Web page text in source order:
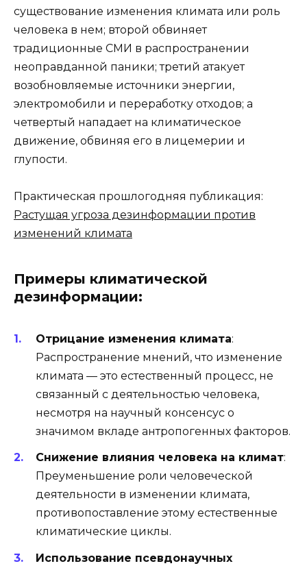
существование изменения климата или роль
человека в нем; второй обвиняет
традиционные СМИ в распространении
неоправданной паники; третий атакует
возобновляемые источники энергии,
электромобили и переработку отходов; а
четвертый нападает на климатическое
движение, обвиняя его в лицемерии и
глупости.
Практическая прошлогодняя публикация:
Растущая угроза дезинформации против
изменений климата
Примеры климатической
дезинформации:
Отрицание изменения климата:
Распространение мнений, что изменение
климата — это естественный процесс, не
связанный с деятельностью человека,
несмотря на научный консенсус о
значимом вкладе антропогенных факторов.
Снижение влияния человека на климат:
Преуменьшение роли человеческой
деятельности в изменении климата,
противопоставление этому естественные
климатические циклы.
Использование псевдонаучных